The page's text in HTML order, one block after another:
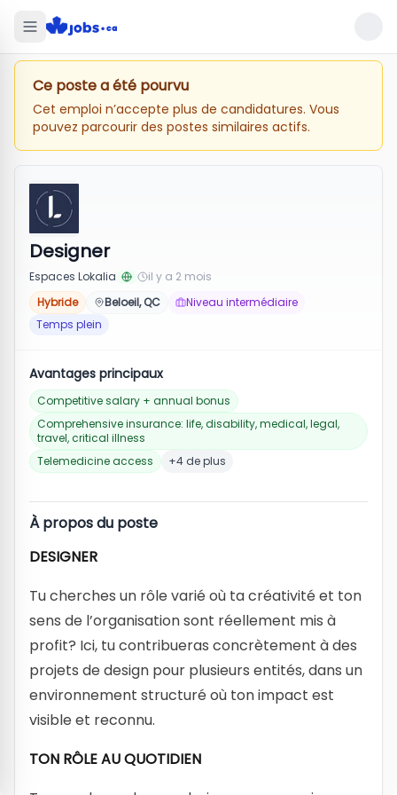
Ce poste a été pourvu
Cet emploi n’accepte plus de candidatures. Vous
pouvez parcourir des postes similaires actifs.
Designer
Espaces Lokalia
il y a 2 mois
Hybride
Beloeil, QC
Niveau intermédiaire
Temps plein
Avantages principaux
Competitive salary + annual bonus
Comprehensive insurance: life, disability, medical, legal,
travel, critical illness
Telemedicine access
+4 de plus
À propos du poste
DESIGNER
Tu cherches un rôle varié où ta créativité et ton
sens de l’organisation sont réellement mis à
profit? Ici, tu contribueras concrètement à des
projets de design pour plusieurs entités, dans un
environnement structuré où ton impact est
visible et reconnu.
TON RÔLE AU QUOTIDIEN